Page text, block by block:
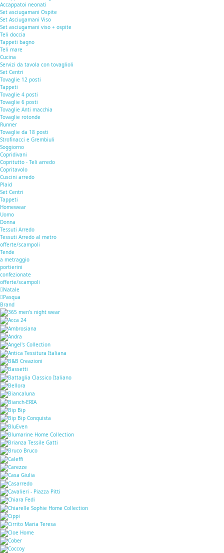
Accappatoi neonati
Set asciugamani Ospite
Set Asciugamani Viso
Set asciugamani viso + ospite
Teli doccia
Tappeti bagno
Teli mare
Cucina
Servizi da tavola con tovaglioli
Set Centri
Tovaglie 12 posti
Tappeti
Tovaglie 4 posti
Tovaglie 6 posti
Tovaglie Anti macchia
Tovaglie rotonde
Runner
Tovaglie da 18 posti
Strofinacci e Grembiuli
Soggiorno
Copridivani
Copritutto - Teli arredo
Copritavolo
Cuscini arredo
Plaid
Set Centri
Tappeti
Homewear
Uomo
Donna
Tessuti Arredo
Tessuti Arredo al metro
offerte/scampoli
Tende
a metraggio
portierini
confezionate
offerte/scampoli
Natale
Pasqua
Brand